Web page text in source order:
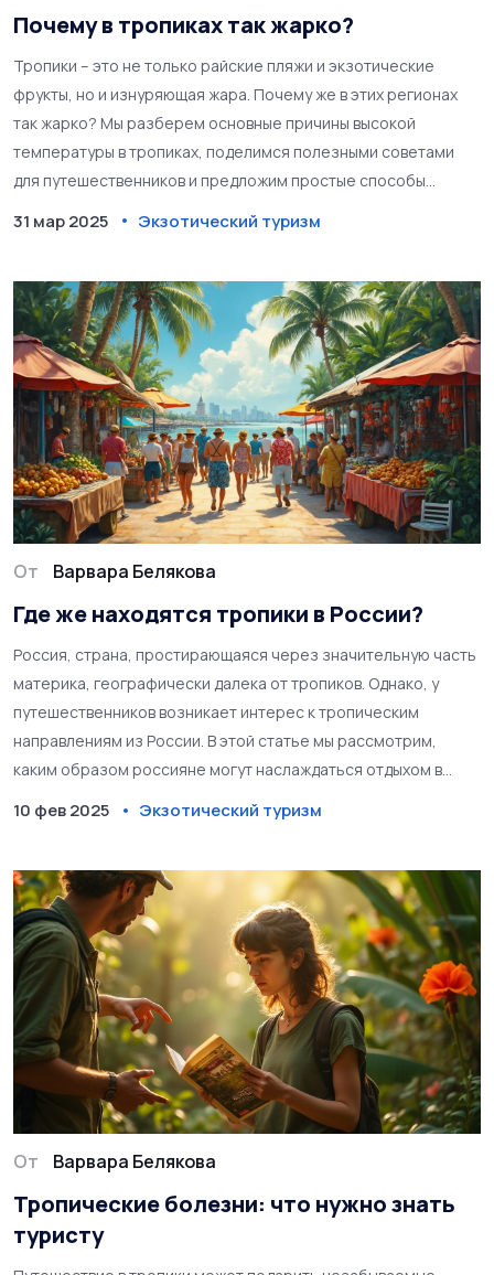
Почему в тропиках так жарко?
Тропики – это не только райские пляжи и экзотические
фрукты, но и изнуряющая жара. Почему же в этих регионах
так жарко? Мы разберем основные причины высокой
температуры в тропиках, поделимся полезными советами
для путешественников и предложим простые способы
31 мар 2025 Экзотический туризм
От Варвара Белякова
Где же находятся тропики в России?
Россия, страна, простирающаяся через значительную часть
материка, географически далека от тропиков. Однако, у
путешественников возникает интерес к тропическим
направлениям из России. В этой статье мы рассмотрим,
каким образом россияне могут наслаждаться отдыхом в
следует отправиться. Узнайте, какие направления и советы
сложностей.
10 фев 2025 Экзотический туризм
От Варвара Белякова
Тропические болезни: что нужно знать
туристу